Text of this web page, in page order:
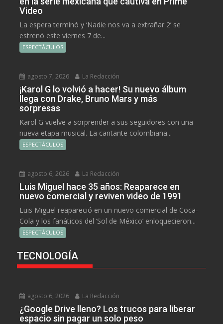
Video
La espera terminó y ‘Nadie nos va a extrañar 2’ se
estrenó este viernes 7 de...
ESPECTÁCULOS
agosto 7, 2026 La Redacción
¡Karol G lo volvió a hacer! Su nuevo álbum
llega con Drake, Bruno Mars y más
sorpresas
Karol G vuelve a sorprender a sus seguidores con una
nueva etapa musical. La cantante colombiana...
ESPECTÁCULOS
agosto 6, 2026 La Redacción
Luis Miguel hace 35 años: Reaparece en
nuevo comercial y reviven video de 1991
Luis Miguel reapareció en un nuevo comercial de Coca-
Cola y los fanáticos del ‘Sol de México’ enloquecieron...
ESPECTÁCULOS
TECNOLOGÍA
agosto 6, 2026 La Redacción
¿Google Drive lleno? Los trucos para liberar
espacio sin pagar un solo peso